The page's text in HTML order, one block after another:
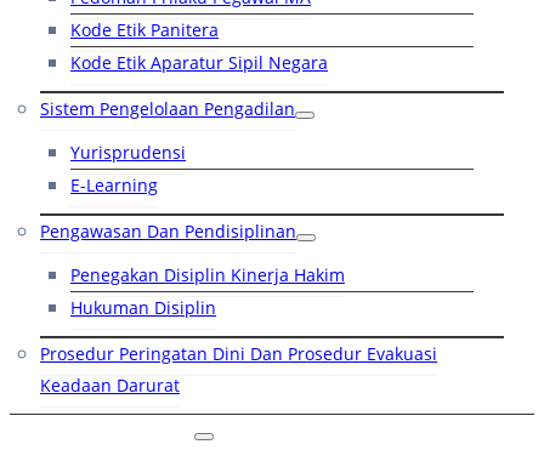
Kode Etik Panitera
Kode Etik Aparatur Sipil Negara
Sistem Pengelolaan Pengadilan
Yurisprudensi
E-Learning
Pengawasan Dan Pendisiplinan
Penegakan Disiplin Kinerja Hakim
Hukuman Disiplin
Prosedur Peringatan Dini Dan Prosedur Evakuasi
Keadaan Darurat